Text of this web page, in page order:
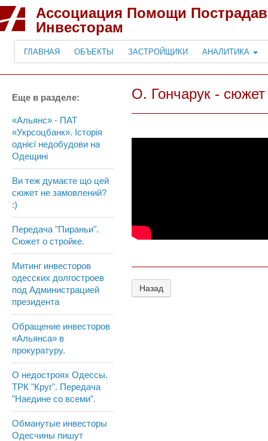
Ассоциация Помощи
Инвесторам
ГЛАВНАЯ ОБЪЕКТЫ ЗАСТРОЙЩИКИ АНАЛИТИКА
Еще в разделе:
«Альянс» - ПАТ
«Укрсоцбанк». Icторія
однієї недобудови на
Одещині
Ви теж думаєте що цей
сюжет не замовлений?
:)
Передача "Пираньи".
Сюжет о стройке.
Митинг инвесторов
одесских долгостроев
под Администрацией
президента
Обращение инвесторов
«Альянса» в
прокуратуру.
О недостроях Одессы.
ТРК "Круг". Передача
"Наедине со всеми".
Обманутые инвесторы
Одесчины пишут
О. Гончарук -
Назад